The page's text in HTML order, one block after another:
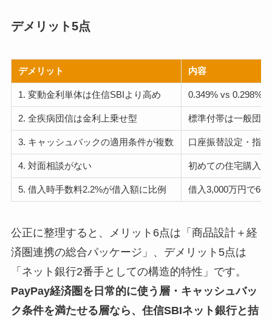
デメリット5点
デメリット 内容
1. 変動金利単体は住信SBIより高め 0.349% vs 0.298%
2. 全疾病団信は金利上乗せ型 標準付帯は一般団
3. キャッシュバックの適用条件が複数 口座振替設定・指
4. 対面相談がない 初めての住宅購入
5. 借入時手数料2.2%が借入額に比例 借入3,000万円で66
公正に整理すると、メリット6点は「商品設計＋経
済圏連携の総合パッケージ」、デメリット5点は
「ネット銀行2番手としての構造的特性」です。
PayPay経済圏を日常的に使う層・キャッシュバッ
ク条件を満たせる層なら、住信SBIネット銀行と拮